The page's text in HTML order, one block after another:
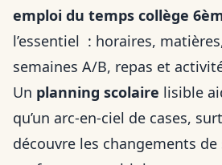
emploi du temps collège
l’essentiel : horaires,
semaines A/B, repas et
Un planning scolaire lisible
qu’un arc-en-ciel de cases,
découvre les changements de